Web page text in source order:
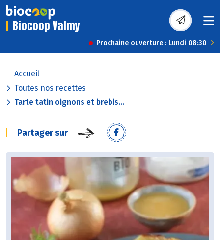
Biocoop Valmy
Prochaine ouverture : Lundi 08:30
Accueil
Toutes nos recettes
Tarte tatin oignons et brebis...
Partager sur